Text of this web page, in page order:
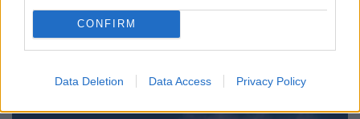
CONFIRM
Data Deletion Data Access Privacy Policy
Τα πρώτα αυτοκίνητα υδρογόνου ταξινομήθηκαν
στην Ελλάδα με πρωτοβουλία της Motor…